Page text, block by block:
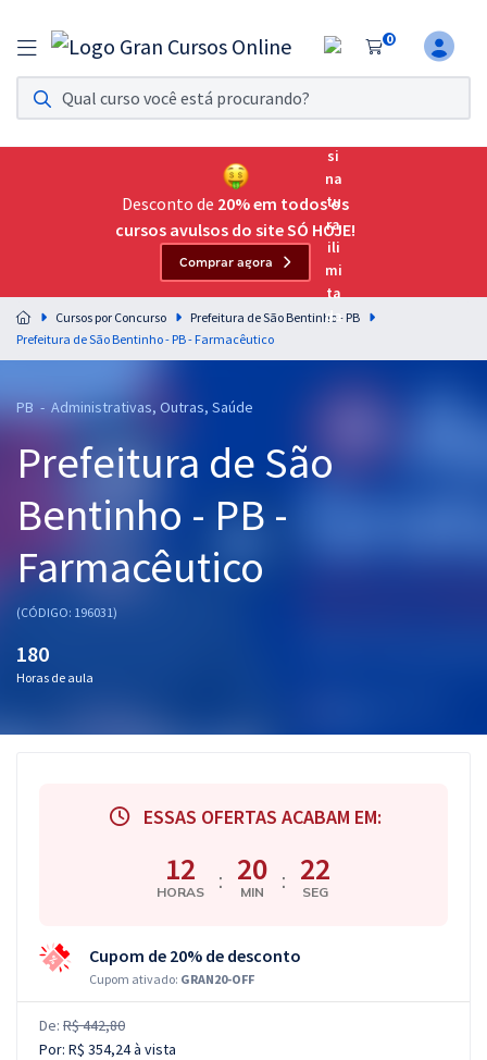
0
Assinatura Ilimitada 11
Acesso a todos os cursos. Teste grátis por 7 dias!
Assinatura OAB Até Passar
Acesso ilimitado a toda preparação para o Exame da
Residências Multiprofissionais
Preparação completa e intensiva para as principais
residências em saúde do Brasil
Cursos 20% OFF
Pós
Graduação
OAB
Mentorias
Desconto de 20% em todos os
cursos avulsos do site SÓ HOJE!
Comprar agora
Cursos por Concurso
Prefeitura de São Bentinho - PB
Prefeitura de São Bentinho - PB - Farmacêutico
PB - Administrativas, Outras, Saúde
Prefeitura de São
Bentinho - PB -
Farmacêutico
(CÓDIGO: 196031)
180
Horas de aula
ESSAS OFERTAS ACABAM EM:
12
HORAS : 20
MIN : 21
SEG
Cupom de 20% de desconto
Cupom ativado: GRAN20-OFF
De: R$ 442,80
Por: R$ 354,24à vista